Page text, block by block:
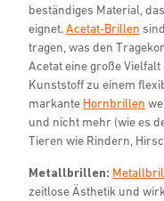
beständiges Material,
eignet. Acetat-Brillen
tragen, was den
Acetat eine große
Kunststoff zu einem
markante Hornbrillen
und nicht mehr (wie es
Tieren wie Rindern,
Metallbrillen:
zeitlose Ästhetik und